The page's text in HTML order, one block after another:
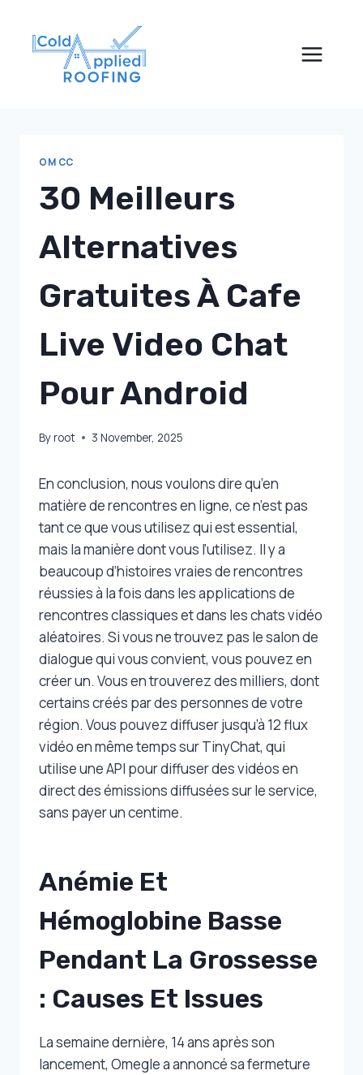
content
OM CC
30 Meilleurs
Alternatives
Gratuites À Cafe
Live Video Chat
Pour Android
Byroot 3 November, 2025
En conclusion, nous voulons dire qu’en
matière de rencontres en ligne, ce n’est pas
tant ce que vous utilisez qui est essential,
mais la manière dont vous l’utilisez. Il y a
beaucoup d’histoires vraies de rencontres
réussies à la fois dans les applications de
rencontres classiques et dans les chats vidéo
aléatoires. Si vous ne trouvez pas le salon de
dialogue qui vous convient, vous pouvez en
créer un. Vous en trouverez des milliers, dont
certains créés par des personnes de votre
région. Vous pouvez diffuser jusqu’à 12 flux
vidéo en même temps sur TinyChat, qui
utilise une API pour diffuser des vidéos en
direct des émissions diffusées sur le service,
sans payer un centime.
Anémie Et
Hémoglobine Basse
Pendant La Grossesse
: Causes Et Issues
La semaine dernière, 14 ans après son
lancement, Omegle a annoncé sa fermeture